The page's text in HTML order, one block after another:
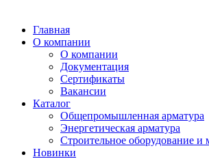
Главная
О компании
О компании
Документация
Сертификаты
Вакансии
Каталог
Общепромышленная арматура
Энергетическая арматура
Строительное оборудование и
Новинки